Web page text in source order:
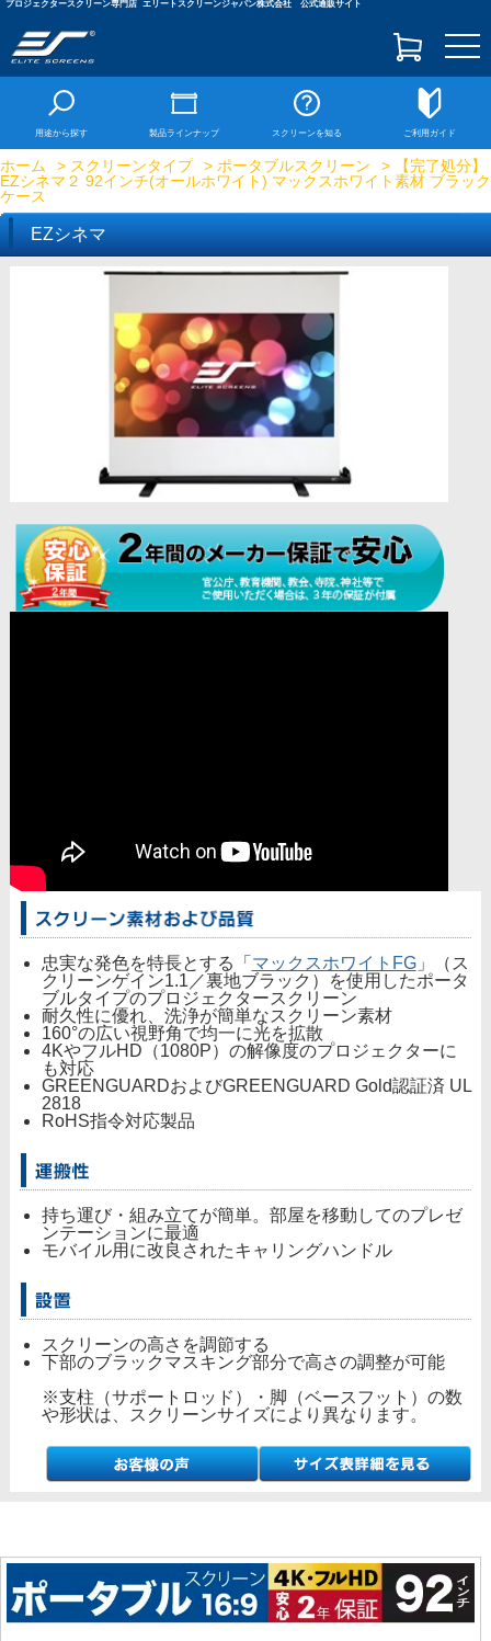
プロジェクタースクリーン専門店 エリートスクリーンジャパン株式会社 公式通販サイト
用途から探す 製品ラインナップ スクリーンを知る ご利用ガイド
ホーム > スクリーンタイプ > ポータブルスクリーン
> 【完了処分】
EZシネマ２ 92インチ(オールホワイト) マックスホワイト素材 ブラック
ケース
EZシネマ
忠実な発色を特長とする「 マックスホワイトFG」（ス
クリーンゲイン1.1／裏地ブラック）を使用したポータ
ブルタイプのプロジェクタースクリーン
耐久性に優れ、洗浄が簡単なスクリーン素材
160°の広い視野角で均一に光を拡散
4KやフルHD（1080P）の解像度のプロジェクターに
も対応
GREENGUARDおよびGREENGUARD Gold認証済 UL
2818
RoHS指令対応製品
持ち運び・組み立てが簡単。部屋を移動してのプレゼ
ンテーションに最適
モバイル用に改良されたキャリングハンドル
スクリーンの高さを調節する
下部のブラックマスキング部分で高さの調整が可能
※支柱（サポートロッド）・脚（ベースフット）の数
や形状は、スクリーンサイズにより異なります。